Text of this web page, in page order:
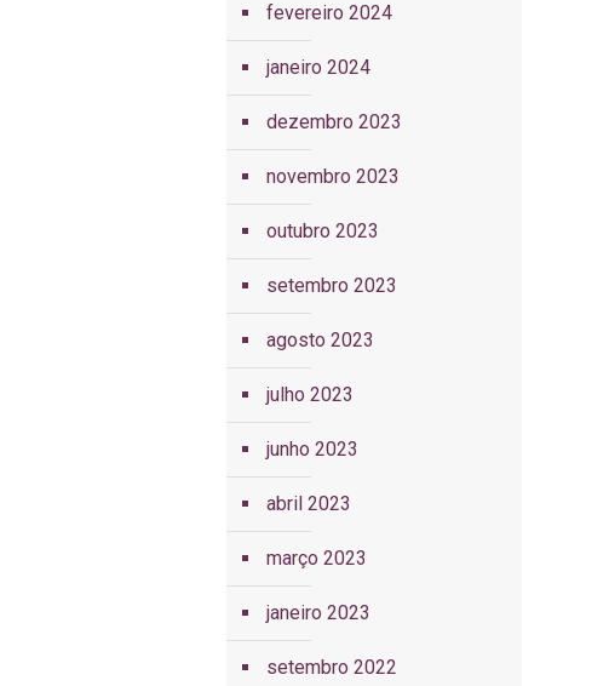
fevereiro 2024
janeiro 2024
dezembro 2023
novembro 2023
outubro 2023
setembro 2023
agosto 2023
julho 2023
junho 2023
abril 2023
março 2023
janeiro 2023
setembro 2022